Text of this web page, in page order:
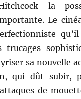
la
Le
trucages
sa nouvelle
qui dût subir,
de